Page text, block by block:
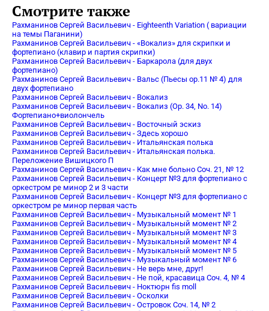
Смотрите также
Рахманинов Сергей Васильевич - Eighteenth Variation ( вариации
на темы Паганини)
Рахманинов Сергей Васильевич - «Вокализ» для скрипки и
фортепиано (клавир и партия скрипки)
Рахманинов Сергей Васильевич - Баркарола (для двух
фортепиано)
Рахманинов Сергей Васильевич - Вальс (Пьесы op.11 № 4) для
двух фортепиано
Рахманинов Сергей Васильевич - Вокализ
Рахманинов Сергей Васильевич - Вокализ (Ор. 34, No. 14)
Фортепиано+виолончель
Рахманинов Сергей Васильевич - Восточный эскиз
Рахманинов Сергей Васильевич - Здесь хорошо
Рахманинов Сергей Васильевич - Итальянская полька
Рахманинов Сергей Васильевич - Итальянская полька.
Переложение Вишицкого П
Рахманинов Сергей Васильевич - Как мне больно Соч. 21, № 12
Рахманинов Сергей Васильевич - Концерт №3 для фортепиано с
оркестром ре минор 2 и 3 части
Рахманинов Сергей Васильевич - Концерт №3 для фортепиано с
оркестром ре минор первая часть
Рахманинов Сергей Васильевич - Музыкальный момент № 1
Рахманинов Сергей Васильевич - Музыкальный момент № 2
Рахманинов Сергей Васильевич - Музыкальный момент № 3
Рахманинов Сергей Васильевич - Музыкальный момент № 4
Рахманинов Сергей Васильевич - Музыкальный момент № 5
Рахманинов Сергей Васильевич - Музыкальный момент № 6
Рахманинов Сергей Васильевич - Не верь мне, друг!
Рахманинов Сергей Васильевич - Не пой, красавица Соч. 4, № 4
Рахманинов Сергей Васильевич - Ноктюрн fis moll
Рахманинов Сергей Васильевич - Осколки
Рахманинов Сергей Васильевич - Островок Соч. 14, № 2